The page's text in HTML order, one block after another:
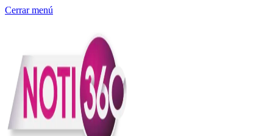
Cerrar menú